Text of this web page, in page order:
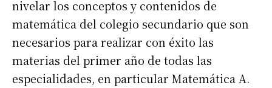
nivelar los conceptos y contenidos de
matemática del colegio secundario que son
necesarios para realizar con éxito las
materias del primer año de todas las
especialidades, en particular Matemática A.